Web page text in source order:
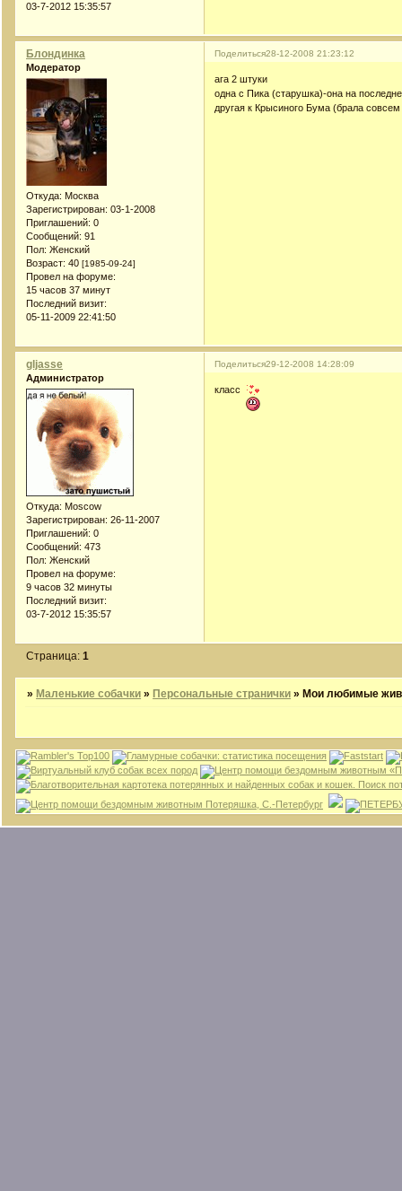
03-7-2012 15:35:57
Поделиться28-12-2008 21:23:12
Блондинка
Модератор
Откуда: Москва
Зарегистрирован: 03-1-2008
Приглашений: 0
Сообщений: 91
Пол: Женский
Возраст: 40 [1985-09-24]
Провел на форуме:
15 часов 37 минут
Последний визит:
05-11-2009 22:41:50
ага 2 штуки
одна с Пика (старушка)-она на
другая к Крысиного Бума (брала
Поделиться29-12-2008 14:28:09
gljasse
Администратор
Откуда: Moscow
Зарегистрирован: 26-11-2007
Приглашений: 0
Сообщений: 473
Пол: Женский
Провел на форуме:
9 часов 32 минуты
Последний визит:
03-7-2012 15:35:57
класс
Страница:1
» Маленькие собачки » Персональные странички »Мои любимые